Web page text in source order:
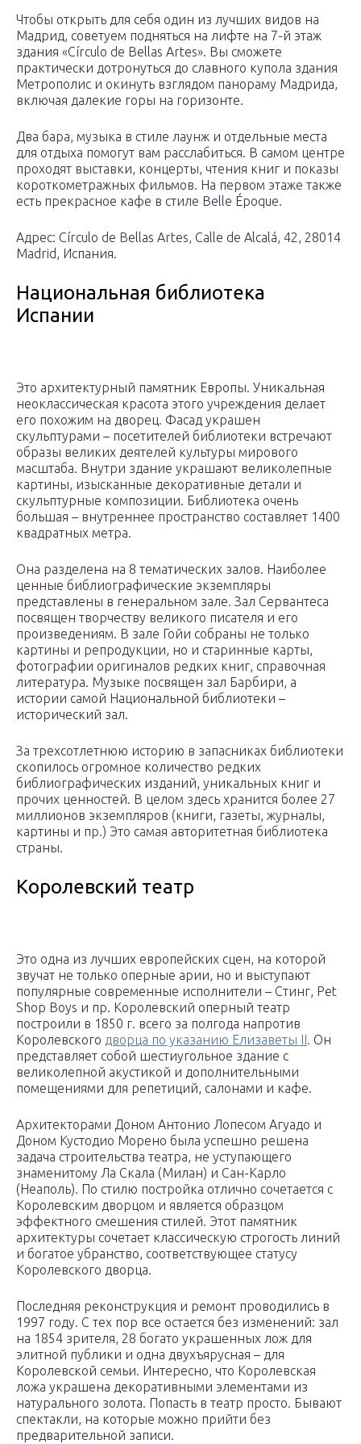
Чтобы открыть для себя один из лучших видов на
Мадрид, советуем подняться на лифте на 7-й этаж
здания «Círculo de Bellas Artes». Вы сможете
практически дотронуться до славного купола здания
Метрополис и окинуть взглядом панораму Мадрида,
включая далекие горы на горизонте.
Два бара, музыка в стиле лаунж и отдельные места
для отдыха помогут вам расслабиться. В самом центре
проходят выставки, концерты, чтения книг и показы
короткометражных фильмов. На первом этаже также
есть прекрасное кафе в стиле Belle Époque.
Адрес: Círculo de Bellas Artes, Calle de Alcalá, 42, 28014
Madrid, Испания.
Национальная библиотека
Испании
Это архитектурный памятник Европы. Уникальная
неоклассическая красота этого учреждения делает
его похожим на дворец. Фасад украшен
скульптурами – посетителей библиотеки встречают
образы великих деятелей культуры мирового
масштаба. Внутри здание украшают великолепные
картины, изысканные декоративные детали и
скульптурные композиции. Библиотека очень
большая – внутреннее пространство составляет 1400
квадратных метра.
Она разделена на 8 тематических залов. Наиболее
ценные библиографические экземпляры
представлены в генеральном зале. Зал Сервантеса
посвящен творчеству великого писателя и его
произведениям. В зале Гойи собраны не только
картины и репродукции, но и старинные карты,
фотографии оригиналов редких книг, справочная
литература. Музыке посвящен зал Барбири, а
истории самой Национальной библиотеки –
исторический зал.
За трехсотлетнюю историю в запасниках библиотеки
скопилось огромное количество редких
библиографических изданий, уникальных книг и
прочих ценностей. В целом здесь хранится более 27
миллионов экземпляров (книги, газеты, журналы,
картины и пр.) Это самая авторитетная библиотека
страны.
Королевский театр
Это одна из лучших европейских сцен, на которой
звучат не только оперные арии, но и выступают
популярные современные исполнители – Стинг, Pet
Shop Boys и пр. Королевский оперный театр
построили в 1850 г. всего за полгода напротив
Королевского дворца по указанию Елизаветы II. Он
представляет собой шестиугольное здание с
великолепной акустикой и дополнительными
помещениями для репетиций, салонами и кафе.
Архитекторами Доном Антонио Лопесом Агуадо и
Доном Кустодио Морено была успешно решена
задача строительства театра, не уступающего
знаменитому Ла Скала (Милан) и Сан-Карло
(Неаполь). По стилю постройка отлично сочетается с
Королевским дворцом и является образцом
эффектного смешения стилей. Этот памятник
архитектуры сочетает классическую строгость линий
и богатое убранство, соответствующее статусу
Королевского дворца.
Последняя реконструкция и ремонт проводились в
1997 году. С тех пор все остается без изменений: зал
на 1854 зрителя, 28 богато украшенных лож для
элитной публики и одна двухъярусная – для
Королевской семьи. Интересно, что Королевская
ложа украшена декоративными элементами из
натурального золота. Попасть в театр просто. Бывают
спектакли, на которые можно прийти без
предварительной записи.